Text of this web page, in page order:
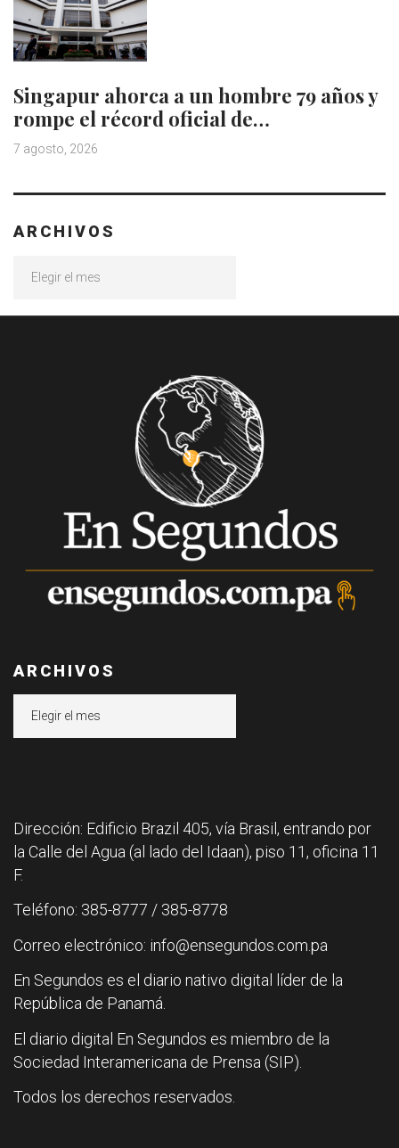
Singapur ahorca a un hombre 79 años y
rompe el récord oficial de…
7 agosto, 2026
ARCHIVOS
ARCHIVOS
Dirección: Edificio Brazil 405, vía Brasil, entrando por
la Calle del Agua (al lado del Idaan), piso 11, oficina 11
F.
Teléfono: 385-8777 / 385-8778
Correo electrónico: info@ensegundos.com.pa
En Segundos es el diario nativo digital líder de la
República de Panamá.
El diario digital En Segundos es miembro de la
Sociedad Interamericana de Prensa (SIP).
Todos los derechos reservados.